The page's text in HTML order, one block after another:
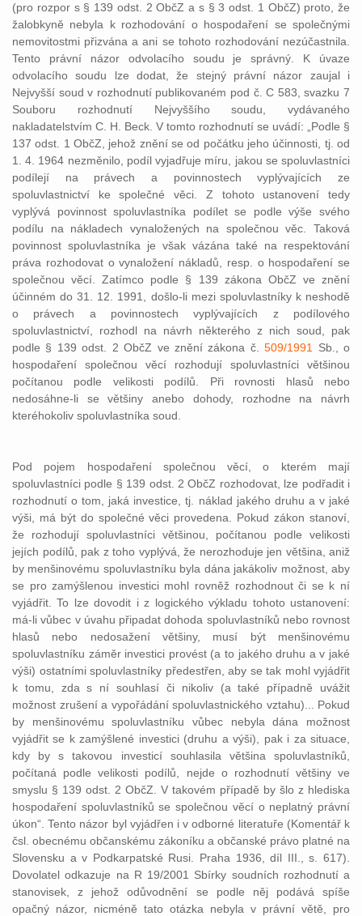
(pro rozpor s § 139 odst. 2 ObčZ a s § 3 odst. 1 ObčZ) proto, že
žalobkyně nebyla k rozhodování o hospodaření se společnými
nemovitostmi přizvána a ani se tohoto rozhodování nezúčastnila.
Tento právní názor odvolacího soudu je správný. K úvaze
odvolacího soudu lze dodat, že stejný právní názor zaujal i
Nejvyšší soud v rozhodnutí publikovaném pod č. C 583, svazku 7
Souboru rozhodnutí Nejvyššího soudu, vydávaného
nakladatelstvím C. H. Beck. V tomto rozhodnutí se uvádí: „Podle §
137 odst. 1 ObčZ, jehož znění se od počátku jeho účinnosti, tj. od
1. 4. 1964 nezměnilo, podíl vyjadřuje míru, jakou se spoluvlastníci
podílejí na právech a povinnostech vyplývajících ze
spoluvlastnictví ke společné věci. Z tohoto ustanovení tedy
vyplývá povinnost spoluvlastníka podílet se podle výše svého
podílu na nákladech vynaložených na společnou věc. Taková
povinnost spoluvlastníka je však vázána také na respektování
práva rozhodovat o vynaložení nákladů, resp. o hospodaření se
společnou věcí. Zatímco podle § 139 zákona ObčZ ve znění
účinném do 31. 12. 1991, došlo-li mezi spoluvlastníky k neshodě
o právech a povinnostech vyplývajících z podílového
spoluvlastnictví, rozhodl na návrh některého z nich soud, pak
podle § 139 odst. 2 ObčZ ve znění zákona č.509/1991
Sb., o
hospodaření společnou věcí rozhodují spoluvlastníci většinou
počítanou podle velikosti podílů. Při rovnosti hlasů nebo
nedosáhne-li se většiny anebo dohody, rozhodne na návrh
kteréhokoliv spoluvlastníka soud.
Pod pojem hospodaření společnou věcí, o kterém mají
spoluvlastníci podle § 139 odst. 2 ObčZ rozhodovat, lze podřadit i
rozhodnutí o tom, jaká investice, tj. náklad jakého druhu a v jaké
výši, má být do společné věci provedena. Pokud zákon stanoví,
že rozhodují spoluvlastníci většinou, počítanou podle velikosti
jejích podílů, pak z toho vyplývá, že nerozhoduje jen většina, aniž
by menšinovému spoluvlastníku byla dána jakákoliv možnost, aby
se pro zamýšlenou investici mohl rovněž rozhodnout či se k ní
vyjádřit. To lze dovodit i z logického výkladu tohoto ustanovení:
má-li vůbec v úvahu připadat dohoda spoluvlastníků nebo rovnost
hlasů nebo nedosažení většiny, musí být menšinovému
spoluvlastníku záměr investici provést (a to jakého druhu a v jaké
výši) ostatními spoluvlastníky předestřen, aby se tak mohl vyjádřit
k tomu, zda s ní souhlasí či nikoliv (a také případně uvážit
možnost zrušení a vypořádání spoluvlastnického vztahu)... Pokud
by menšinovému spoluvlastníku vůbec nebyla dána možnost
vyjádřit se k zamýšlené investici (druhu a výši), pak i za situace,
kdy by s takovou investicí souhlasila většina spoluvlastníků,
počítaná podle velikosti podílů, nejde o rozhodnutí většiny ve
smyslu § 139 odst. 2 ObčZ. V takovém případě by šlo z hlediska
hospodaření spoluvlastníků se společnou věcí o neplatný právní
úkon“. Tento názor byl vyjádřen i v odborné literatuře (Komentář k
čsl. obecnému občanskému zákoníku a občanské právo platné na
Slovensku a v Podkarpatské Rusi. Praha 1936, díl III., s. 617).
Dovolatel odkazuje na R 19/2001 Sbírky soudních rozhodnutí a
stanovisek, z jehož odůvodnění se podle něj podává spíše
opačný názor, nicméně tato otázka nebyla v právní větě, pro